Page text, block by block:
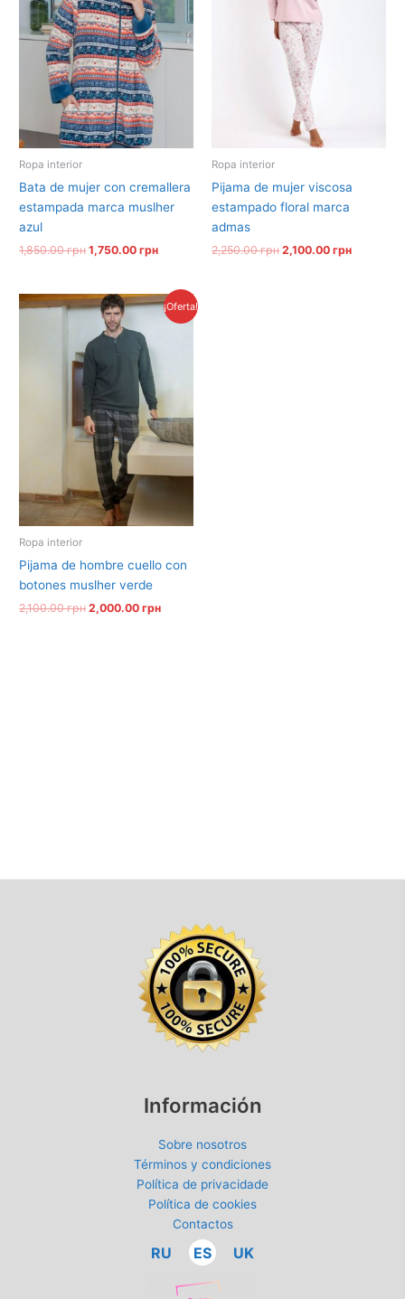
Ropa interior
bata de mujer con cremallera
estampada marca muslher
azul
1,850.00грн 1,750.00грн
Ropa interior
pijama de mujer viscosa
estampado floral marca
admas
2,250.00грн 2,100.00 грн
¡Oferta!
Ropa interior
pijama de hombre cuello con
botones muslher verde
2,100.00грн
El
precio
original
era:
2,100.00 грн.
2,000.00грн
El
precio
Información
Sobre nosotros
Términos y condiciones
Política de privacidade
Política de cookies
Contactos
RU ES UK